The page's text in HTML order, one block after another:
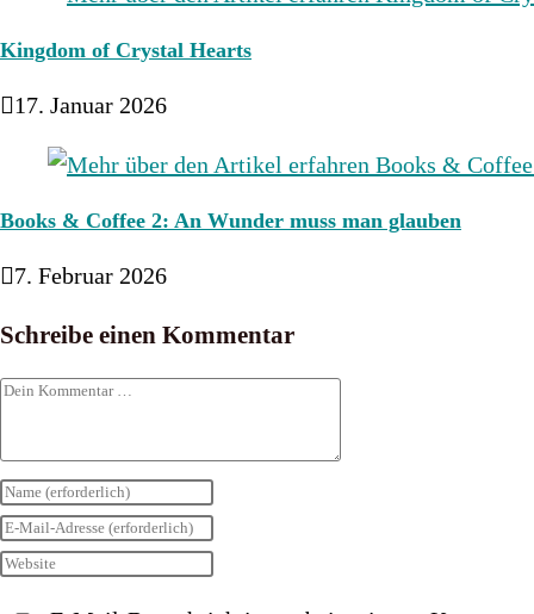
Kingdom of Crystal Hearts
17. Januar 2026
Books & Coffee 2: An Wunder muss man glauben
7. Februar 2026
Schreibe einen Kommentar
Kommentar
Gib
deinen
Namen
Gib
deine
Gib